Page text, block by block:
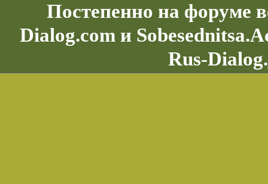
Постепенно на форуме
Dialog.com и
Rus-Dialog.